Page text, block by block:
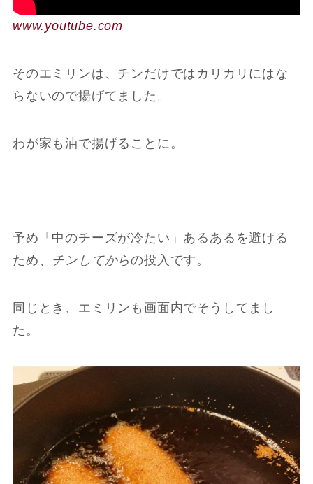
www.youtube.com
そのエミリンは、チンだけではカリカリにはな
らないので揚げてました。
わが家も油で揚げることに。
予め「中のチーズが冷たい」あるあるを避ける
ため、 チンしてからの投入です。
同じとき、エミリンも画面内でそうしてまし
た。